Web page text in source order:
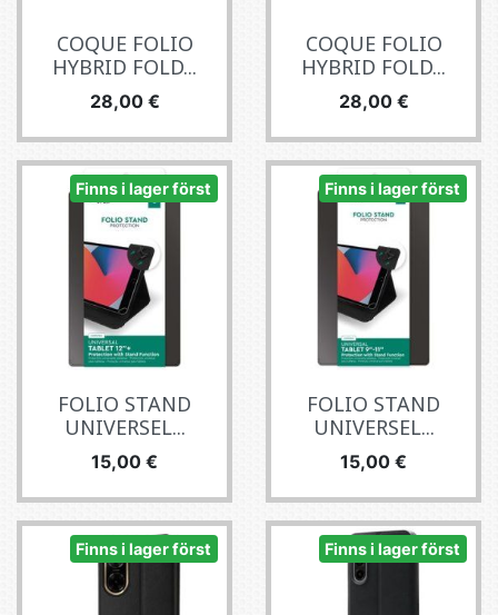
COQUE FOLIO
HYBRID FOLD...
Pris
28,00 €
COQUE FOLIO
HYBRID FOLD...
Pris
28,00 €
Finns i lager först
FOLIO STAND
UNIVERSEL...
Pris
15,00 €
Finns i lager först
FOLIO STAND
UNIVERSEL...
Pris
15,00 €
Finns i lager först Finns i lager först